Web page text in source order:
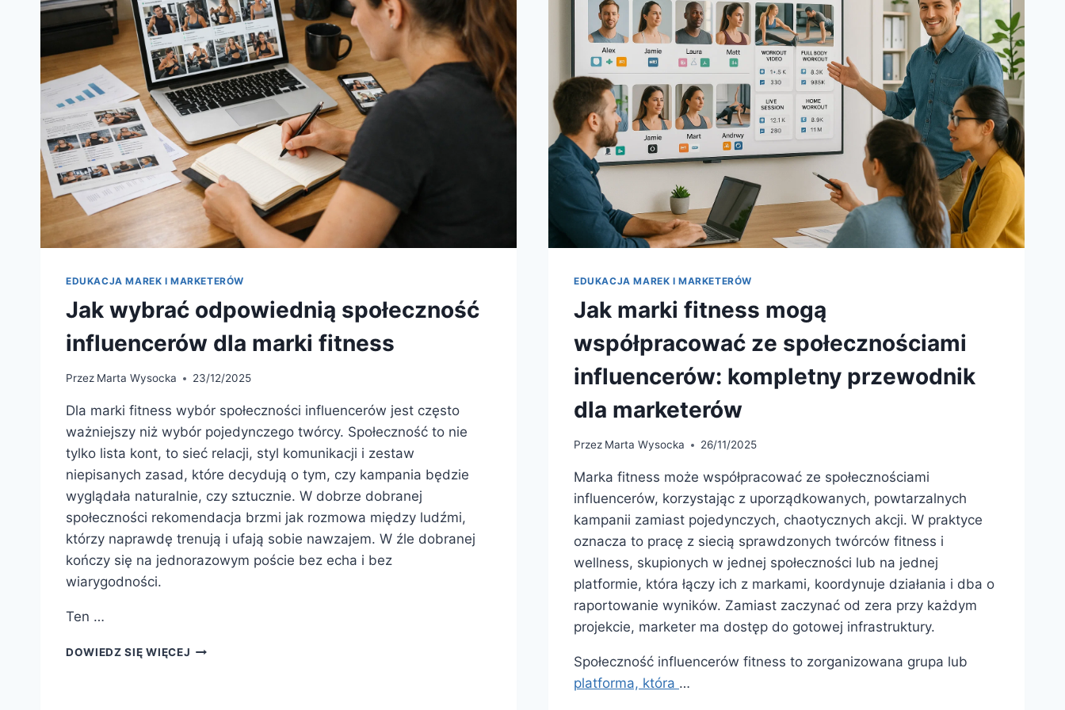
EDUKACJA MAREK I MARKETERÓW
Jak wybrać odpowiednią społeczność
influencerów dla marki fitness
Przez Marta Wysocka 23/12/2025
Dla marki fitness wybór społeczności influencerów jest często
ważniejszy niż wybór pojedynczego twórcy. Społeczność to nie
tylko lista kont, to sieć relacji, styl komunikacji i zestaw
niepisanych zasad, które decydują o tym, czy kampania będzie
wyglądała naturalnie, czy sztucznie. W dobrze dobranej
społeczności rekomendacja brzmi jak rozmowa między ludźmi,
którzy naprawdę trenują i ufają sobie nawzajem. W źle dobranej
kończy się na jednorazowym poście bez echa i bez
wiarygodności.
Ten …
DOWIEDZ SIĘ WIĘCEJ JAK
EDUKACJA MAREK I MARKETERÓW
Jak marki fitness mogą
współpracować ze społecznościami
influencerów: kompletny przewodnik
dla marketerów
Przez Marta Wysocka 26/11/2025
Marka fitness może współpracować ze społecznościami
influencerów, korzystając z uporządkowanych, powtarzalnych
kampanii zamiast pojedynczych, chaotycznych akcji. W praktyce
oznacza to pracę z siecią sprawdzonych twórców fitness i
wellness, skupionych w jednej społeczności lub na jednej
platformie, która łączy ich z markami, koordynuje działania i dba o
raportowanie wyników. Zamiast zaczynać od zera przy każdym
projekcie, marketer ma dostęp do gotowej infrastruktury.
Społeczność influencerów fitness to zorganizowana grupa lub
platforma, która …